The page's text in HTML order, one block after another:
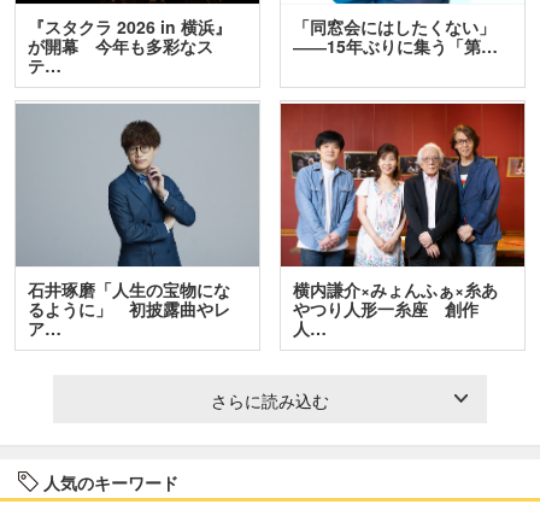
『スタクラ 2026 in 横浜』
が開幕 今年も多彩なス
テ…
「同窓会にはしたくない」
――15年ぶりに集う「第…
石井琢磨「人生の宝物にな
るように」 初披露曲やレ
ア…
横内謙介×みょんふぁ×糸あ
やつり人形一糸座 創作
人…
さらに読み込む
人気のキーワード